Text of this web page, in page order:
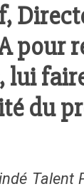
pour
lui
du